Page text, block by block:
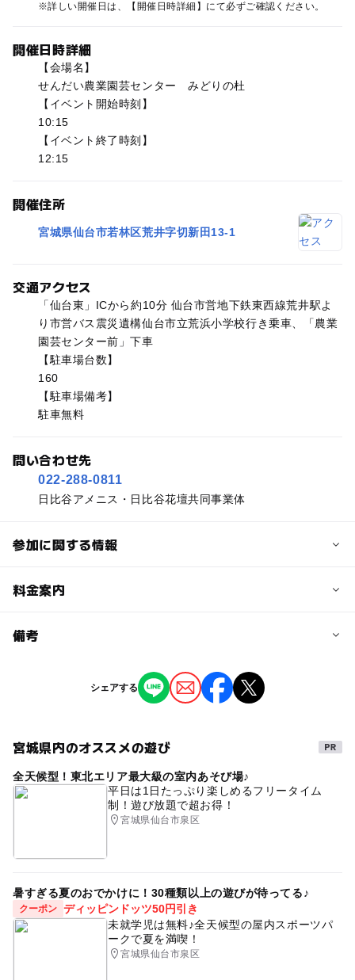
詳しい開催日は、【開催日時詳細】にて必ずご確認ください。
開催日時詳細
【会場名】
せんだい農業園芸センター みどりの杜
【イベント開始時刻】
10:15
【イベント終了時刻】
12:15
開催住所
宮城県仙台市若林区荒井字切新田13-1
交通アクセス
「仙台東」ICから約10分 仙台市営地下鉄東西線荒井駅よ
り市営バス震災遺構仙台市立荒浜小学校行き乗車、「農業
園芸センター前」下車
【駐車場台数】
160
【駐車場備考】
駐車無料
問い合わせ先
022-288-0811
日比谷アメニス・日比谷花壇共同事業体
参加に関する情報
予約/応募
料金案内
料金について
備考
※掲載の情報は天候や主催者側の都合などにより変更にな
ることがあります。
シェアする
宮城県内のオススメの遊び
全天候型！東北エリア最大級の室内あそび場♪
平日は1日たっぷり楽しめるフリータイム
制！遊び放題で超お得！
宮城県仙台市泉区
暑すぎる夏のおでかけに！30種類以上の遊びが待ってる♪
クーポン ディッピンドッツ50円引き
未就学児は無料♪全天候型の屋内スポーツパ
ークで夏を満喫！
宮城県仙台市泉区